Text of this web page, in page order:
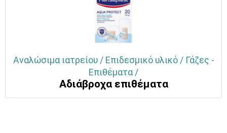
Αναλώσιμα ιατρείου / Επιδεσμικό υλικό / Γάζες -
Επιθέματα /
Αδιάβροχα επιθέματα